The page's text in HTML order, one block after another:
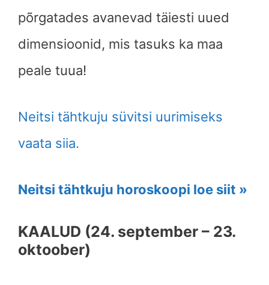
põrgatades avanevad täiesti uued
dimensioonid, mis tasuks ka maa
peale tuua!
Neitsi tähtkuju süvitsi uurimiseks
vaata siia.
Neitsi tähtkuju horoskoopi loe siit »
KAALUD (24. september – 23.
oktoober)